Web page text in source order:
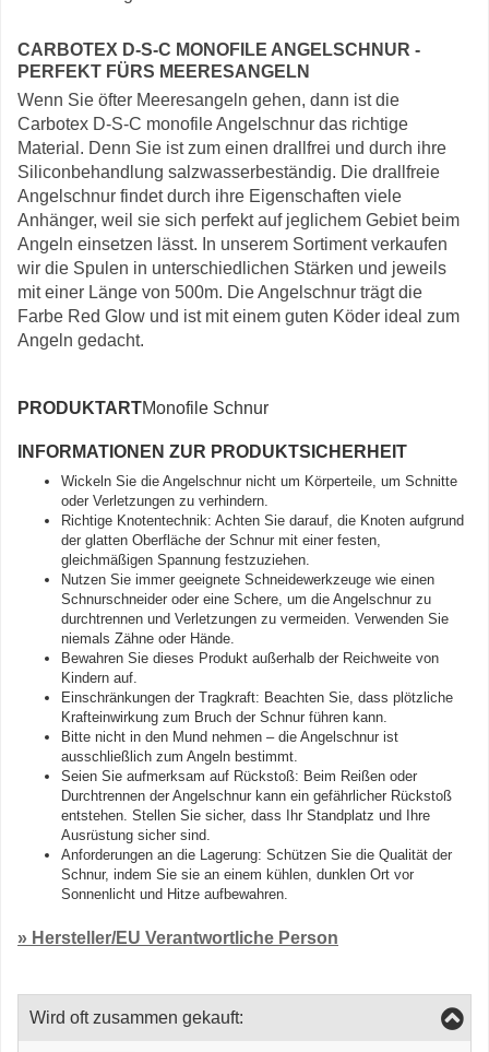
CARBOTEX D-S-C MONOFILE ANGELSCHNUR -
PERFEKT FÜRS MEERESANGELN
Wenn Sie öfter Meeresangeln gehen, dann ist die
Carbotex D-S-C monofile Angelschnur das richtige
Material. Denn Sie ist zum einen drallfrei und durch ihre
Siliconbehandlung salzwasserbeständig. Die drallfreie
Angelschnur findet durch ihre Eigenschaften viele
Anhänger, weil sie sich perfekt auf jeglichem Gebiet beim
Angeln einsetzen lässt. In unserem Sortiment verkaufen
wir die Spulen in unterschiedlichen Stärken und jeweils
mit einer Länge von 500m. Die Angelschnur trägt die
Farbe Red Glow und ist mit einem guten Köder ideal zum
Angeln gedacht.
PRODUKTARTMonofile Schnur
INFORMATIONEN ZUR PRODUKTSICHERHEIT
Wickeln Sie die Angelschnur nicht um Körperteile, um Schnitte
oder Verletzungen zu verhindern.
Richtige Knotentechnik: Achten Sie darauf, die Knoten aufgrund
der glatten Oberfläche der Schnur mit einer festen,
gleichmäßigen Spannung festzuziehen.
Nutzen Sie immer geeignete Schneidewerkzeuge wie einen
Schnurschneider oder eine Schere, um die Angelschnur zu
durchtrennen und Verletzungen zu vermeiden. Verwenden Sie
niemals Zähne oder Hände.
Bewahren Sie dieses Produkt außerhalb der Reichweite von
Kindern auf.
Einschränkungen der Tragkraft: Beachten Sie, dass plötzliche
Krafteinwirkung zum Bruch der Schnur führen kann.
Bitte nicht in den Mund nehmen – die Angelschnur ist
ausschließlich zum Angeln bestimmt.
Seien Sie aufmerksam auf Rückstoß: Beim Reißen oder
Durchtrennen der Angelschnur kann ein gefährlicher Rückstoß
entstehen. Stellen Sie sicher, dass Ihr Standplatz und Ihre
Ausrüstung sicher sind.
Anforderungen an die Lagerung: Schützen Sie die Qualität der
Schnur, indem Sie sie an einem kühlen, dunklen Ort vor
Sonnenlicht und Hitze aufbewahren.
» Hersteller/EU Verantwortliche Person
Wird oft zusammen gekauft: